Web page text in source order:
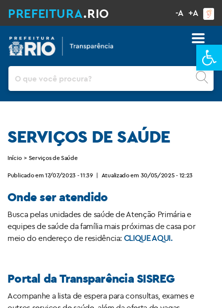
PREFEITURA.RIO -A +A
SERVIÇOS DE SAÚDE
Início > Serviços de Saúde
Publicado em 17/07/2023 - 11:39 | Atualizado em 30/05/2025 - 12:23
Onde ser atendido
Busca pelas unidades de saúde de Atenção Primária e
equipes de saúde da família mais próximas de casa por
meio do endereço de residência: CLIQUE AQUI.
Portal da Transparência SISREG
Acompanhe a lista de espera para consultas, exames e